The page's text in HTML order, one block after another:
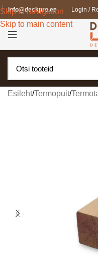
Skip to navigation
Skip to main content
info@deckpro.ee Login /
Esileht/Termopuit/